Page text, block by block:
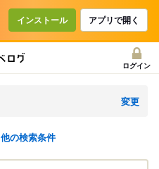
インストール アプリで開く
ログイン
変更
他の検索条件